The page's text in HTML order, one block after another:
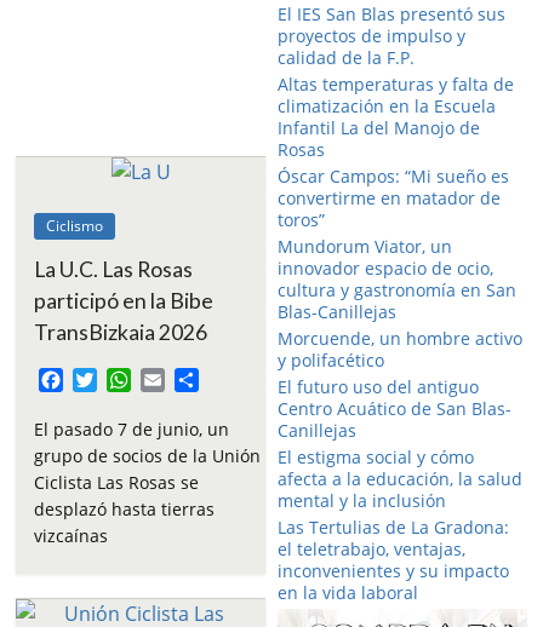
Ciclismo
La U.C. Las Rosas
participó en la Bibe
TransBizkaia 2026
c
e
b
o
o
k
i
t
t
e
W
a
t
s
A
a
i
l
m
p
r
El pasado 7 de junio, un
grupo de socios de la Unión
Ciclista Las Rosas se
desplazó hasta tierras
vizcaínas
El IES San Blas presentó sus
proyectos de impulso y
calidad de la F.P.
Altas temperaturas y falta de
climatización en la Escuela
Infantil La del Manojo de
Rosas
Óscar Campos: “Mi sueño es
convertirme en matador de
toros”
Mundorum Viator, un
innovador espacio de ocio,
cultura y gastronomía en San
Blas-Canillejas
Morcuende, un hombre activo
y polifacético
El futuro uso del antiguo
Centro Acuático de San Blas-
Canillejas
El estigma social y cómo
afecta a la educación, la salud
mental y la inclusión
Las Tertulias de La Gradona:
el teletrabajo, ventajas,
inconvenientes y su impacto
en la vida laboral